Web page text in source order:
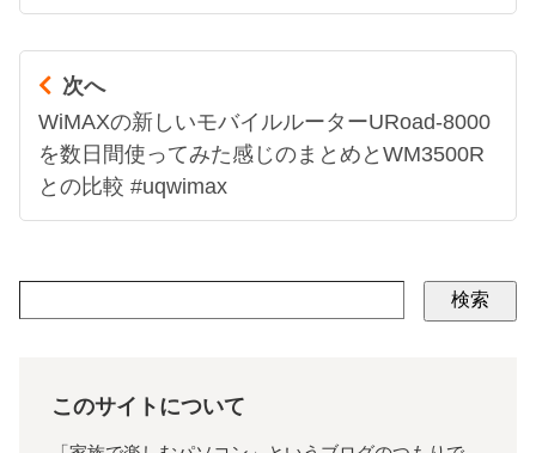
次へ
WiMAXの新しいモバイルルーターURoad-8000
を数日間使ってみた感じのまとめとWM3500R
との比較 #uqwimax
検索
このサイトについて